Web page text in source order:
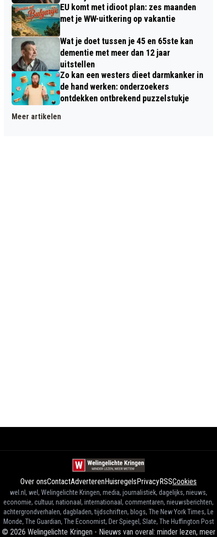
EU komt met idioot plan: zes maanden
met je WW-uitkering op vakantie
Wat je doet tussen je 45 en 65ste kan
dementie met meer dan 12 jaar
uitstellen
Zo kan een westers dieet darmkanker in
de hand werken: onderzoekers
ontdekken ontbrekend puzzelstukje
Meer artikelen
Over onsContactAdverterenHuisregels PrivacyRSSCookies
wel.nl, wel, Welingelichte Kringen, media, journalistiek, dagelijks, nieuws,
economie, cultuur, nationaal, internationaal, commentaren, nieuwsberichten,
achtergrondverhalen, dagbladen, tijdschriften, blogs, The New York Times, Le
Monde, The Guardian, The Economist, Der Spiegel, Slate, The Huffington Post
© 2026 Welingelichte Kringen - Nieuws van overal: minder lezen, meer